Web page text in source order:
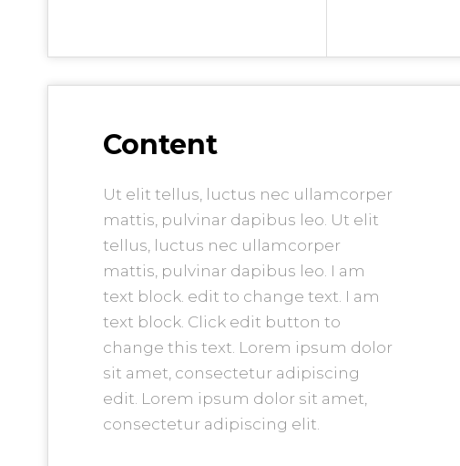
Content
Ut elit tellus, luctus nec ullamcorper
mattis, pulvinar dapibus leo. Ut elit
tellus, luctus nec ullamcorper
mattis, pulvinar dapibus leo. I am
text block. edit to change text. I am
text block. Click edit button to
change this text. Lorem ipsum dolor
sit amet, consectetur adipiscing
edit. Lorem ipsum dolor sit amet,
consectetur adipiscing elit.